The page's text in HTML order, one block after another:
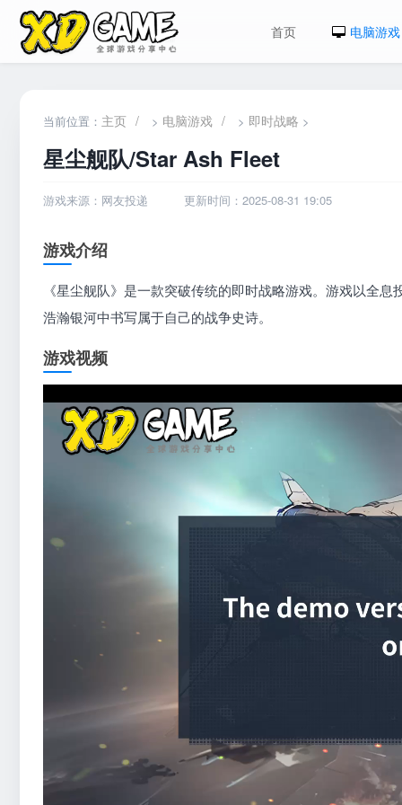
首页 电脑游戏
当前位置： 主页 / > 电脑游戏 / > 即时战略 >
星尘舰队/Star Ash Fleet
游戏来源：网友投递 更新时间：2025-08-31 19:05
游戏介绍
《星尘舰队》是一款突破传统的即时战略游戏。游戏以全
浩瀚银河中书写属于自己的战争史诗。
游戏视频